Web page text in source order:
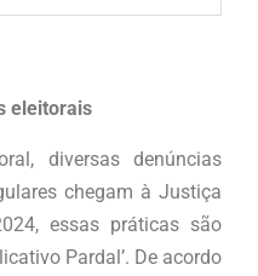
eleitorais
diversas denúncias
chegam à Justiça
essas práticas são
Pardal’. De acordo